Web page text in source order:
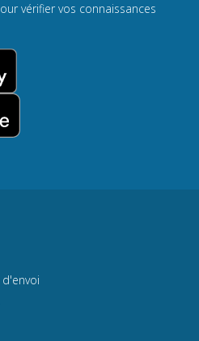
vérifier vos connaissances